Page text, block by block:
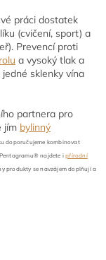
práci dostatek
(cvičení, sport) a
Prevencí proti
a vysoký tlak a
sklenky vína
partnera pro
jím bylinný
doporučujeme kombinovat
najdete i přírodní
produkty se navzájem doplňují a